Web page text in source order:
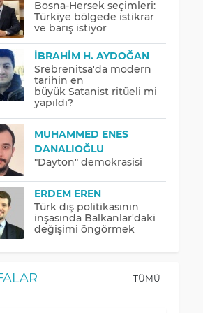
Bosna-Hersek seçimleri:
Türkiye bölgede istikrar
ve barış istiyor
İBRAHIM H. AYDOĞAN
Srebrenitsa'da modern
tarihin en
büyük Satanist ritüeli mi
yapıldı?
MUHAMMED ENES
DANALIOĞLU
"Dayton" demokrasisi
ERDEM EREN
Türk dış politikasının
inşasında Balkanlar'daki
değişimi öngörmek
TÜMÜ